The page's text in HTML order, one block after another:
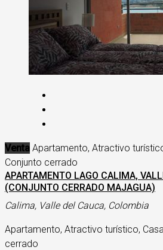
Venta Apartamento, Atractivo
Conjunto cerrado
APARTAMENTO LAGO CALIMA,
(CONJUNTO CERRADO MAJAGUA)
Calima, Valle del Cauca, Colombia
Apartamento, Atractivo turístico,
cerrado